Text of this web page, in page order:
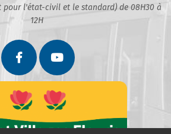
pour l'état-civil et le standard) de 08H30 à
12H